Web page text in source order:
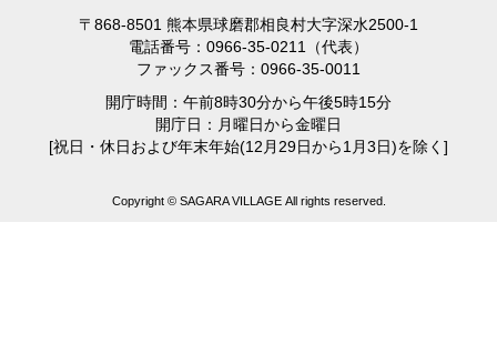
〒868-8501 熊本県球磨郡相良村大字深水2500-1
電話番号：0966-35-0211（代表）
ファックス番号：0966-35-0011
開庁時間：午前8時30分から午後5時15分
開庁日：月曜日から金曜日
[祝日・休日および年末年始(12月29日から1月3日)を除く]
Copyright © SAGARA VILLAGE All rights reserved.